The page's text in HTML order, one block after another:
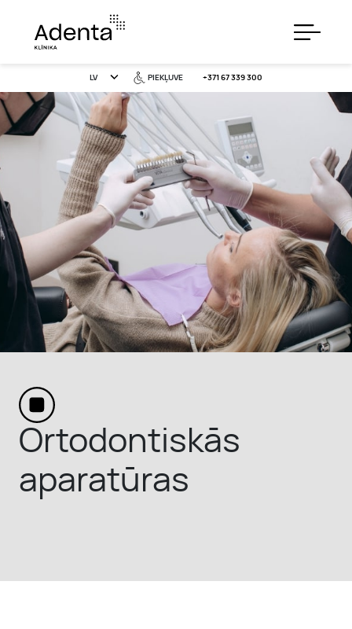
LV +371 67 339 300
PIEKĻUVE
PAKALPOJUMI
CENAS
ĪPAŠIE PIEDĀVĀJUMI
MŪSU KOMANDA
KONTAKTI
PAR MUMS
Ortodontiskās
aparatūras